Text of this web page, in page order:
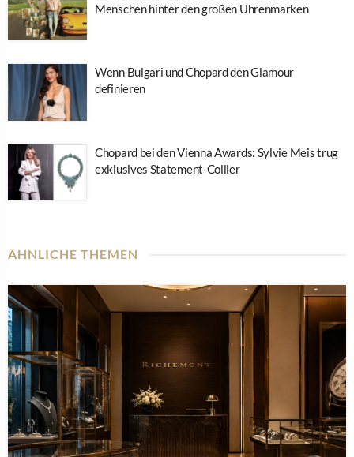
Menschen hinter den großen Uhrenmarken
Wenn Bulgari und Chopard den Glamour
definieren
Chopard bei den Vienna Awards: Sylvie Meis trug
exklusives Statement-Collier
ÄHNLICHE THEMEN